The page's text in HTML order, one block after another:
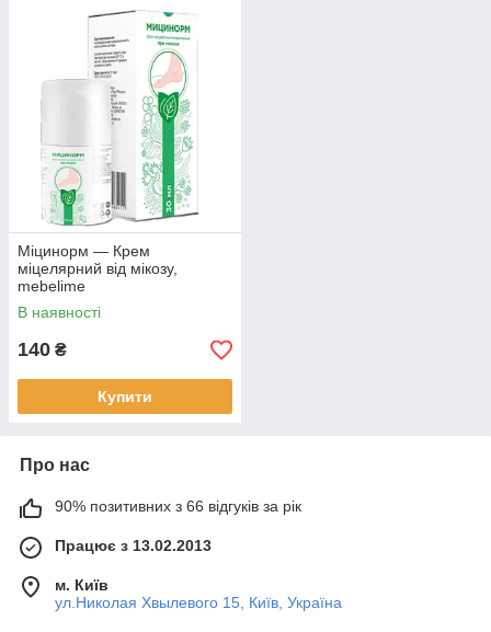
Міцинорм — Крем
міцелярний від мікозу,
mebelime
В наявності
140 ₴
Купити
Про нас
90% позитивних з 66 відгуків за рік
Працює з 13.02.2013
м. Київ
ул.Николая Хвылевого 15, Київ, Україна